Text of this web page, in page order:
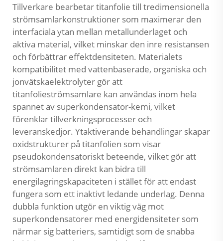
Tillverkare bearbetar titanfolie till tredimensionella
strömsamlarkonstruktioner som maximerar den
interfaciala ytan mellan metallunderlaget och
aktiva material, vilket minskar den inre resistansen
och förbättrar effektdensiteten. Materialets
kompatibilitet med vattenbaserade, organiska och
jonvätskaelektrolyter gör att
titanfolieströmsamlare kan användas inom hela
spannet av superkondensator-kemi, vilket
förenklar tillverkningsprocesser och
leveranskedjor. Ytaktiverande behandlingar skapar
oxidstrukturer på titanfolien som visar
pseudokondensatoriskt beteende, vilket gör att
strömsamlaren direkt kan bidra till
energilagringskapaciteten i stället för att endast
fungera som ett inaktivt ledande underlag. Denna
dubbla funktion utgör en viktig väg mot
superkondensatorer med energidensiteter som
närmar sig batteriers, samtidigt som de snabba